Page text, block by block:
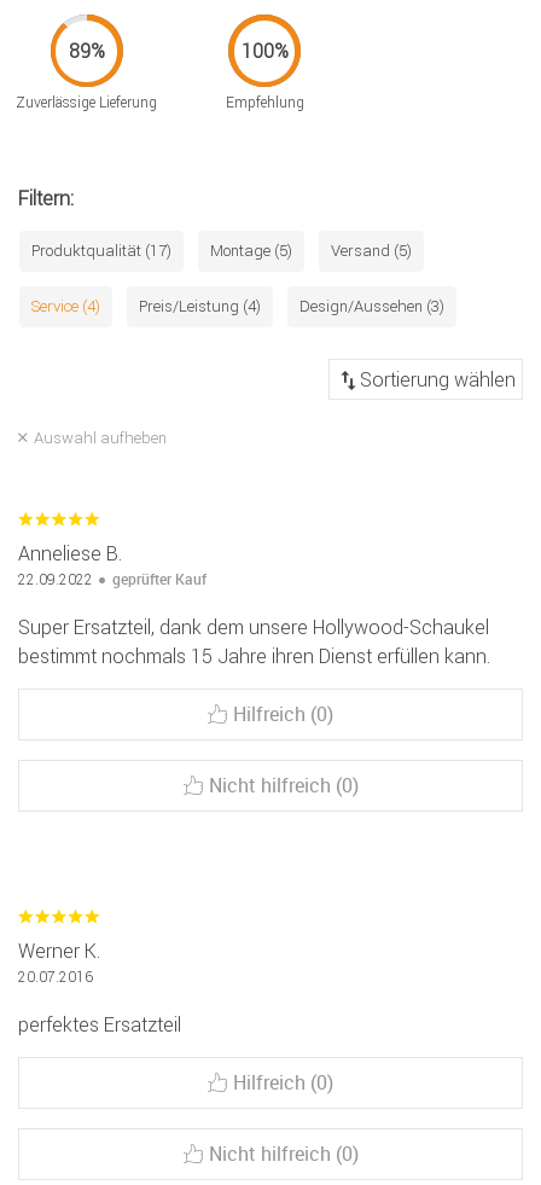
Zuverlässige Lieferung Empfehlung
Filtern:
Produktqualität (17) Montage (5) Versand (5)
Service (4) Preis/Leistung (4) Design/Aussehen (3)
Auswahl aufheben
Anneliese B.
22.09.2022 geprüfter Kauf
Super Ersatzteil, dank dem unsere Hollywood-Schaukel
bestimmt nochmals 15 Jahre ihren Dienst erfüllen kann.
Hilfreich (0)
Nicht hilfreich (0)
Werner K.
20.07.2016
perfektes Ersatzteil
Hilfreich (0)
Nicht hilfreich (0)